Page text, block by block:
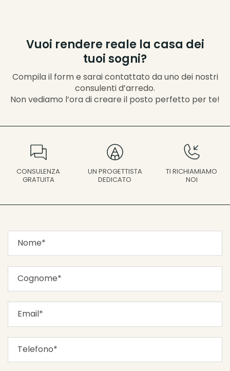
Vuoi rendere reale la casa dei
tuoi sogni?
Compila il form e sarai contattato da uno dei nostri
consulenti d’arredo.
Non vediamo l’ora di creare il posto perfetto per te!
CONSULENZA
GRATUITA
UN PROGETTISTA
DEDICATO
TI RICHIAMIAMO
NOI